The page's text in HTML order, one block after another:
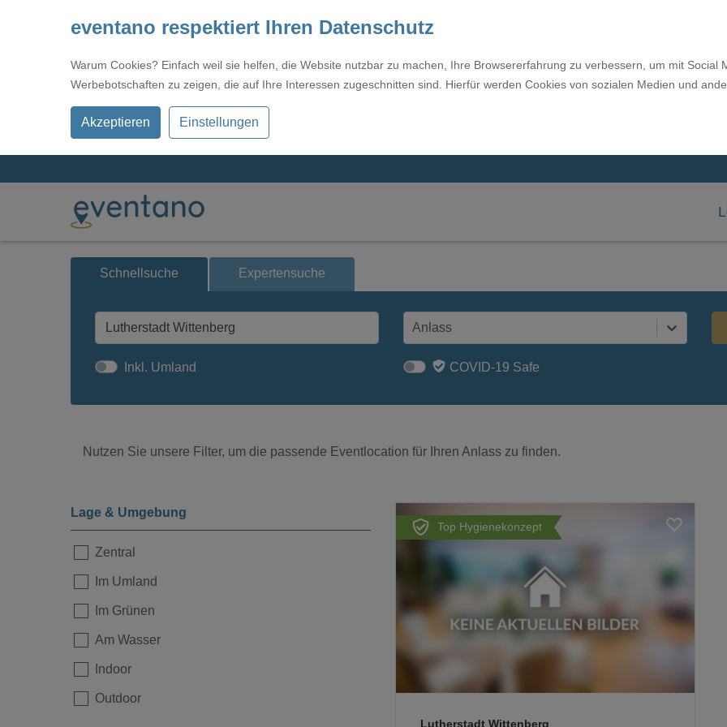
eventano respektiert Ihren Datenschutz
Warum Cookies? Einfach weil sie helfen, die Website nutzbar zu machen, Ihre Browsererfahrung zu verbessern, um mit Social
Werbebotschaften zu zeigen, die auf Ihre Interessen zugeschnitten sind. Hierfür werden Cookies von sozialen Medien und
Akzeptieren Einstellungen
Schnellsuche Expertensuche
Anlass
Inkl. Umland COVID-19 Safe
Nutzen Sie unsere Filter, um die passende Eventlocation für Ihren Anlass zu finden.
Lage & Umgebung
Zentral
Im Umland
Im Grünen
Am Wasser
Indoor
Outdoor
Top Hygienekonzept
Lutherstadt Wittenberg